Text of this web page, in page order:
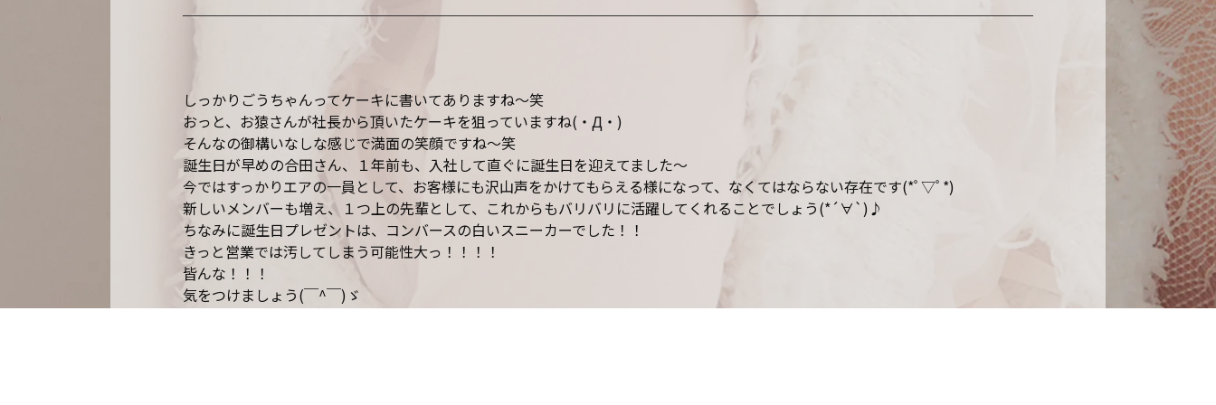
しっかりごうちゃんってケーキに書いてありますね〜笑
おっと、お猿さんが社長から頂いたケーキを狙っていますね(・Д・)
そんなの御構いなしな感じで満面の笑顔ですね〜笑
誕生日が早めの合田さん、１年前も、入社して直ぐに誕生日を迎えてました〜
今ではすっかりエアの一員として、お客様にも沢山声をかけてもらえる様になって、なくてはならない存在です(*ﾟ▽ﾟ*)
新しいメンバーも増え、１つ上の先輩として、これからもバリバリに活躍してくれることでしょう(*´∀`)♪
ちなみに誕生日プレゼントは、コンバースの白いスニーカーでした！！
きっと営業では汚してしまう可能性大っ！！！！
皆んな！！！
気をつけましょう(￣^￣)ゞ